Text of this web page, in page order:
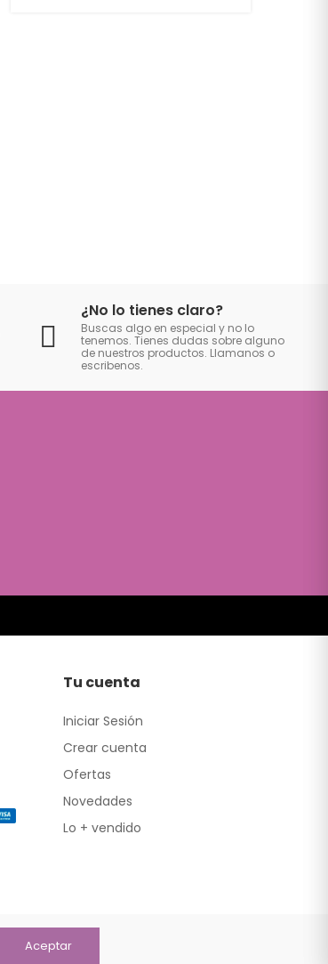
¿No lo tienes claro?
Buscas algo en especial y no lo
tenemos. Tienes dudas sobre alguno
de nuestros productos. Llamanos o
escribenos.
Tu cuenta
Iniciar Sesión
Crear cuenta
Ofertas
Novedades
Lo + vendido
Aceptar